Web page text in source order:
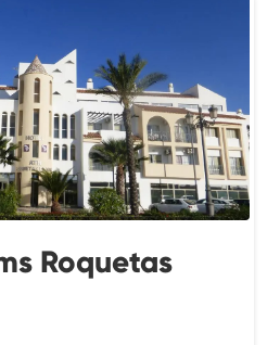
Roquetas